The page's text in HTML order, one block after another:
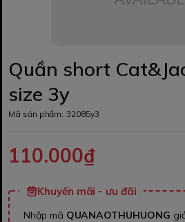
Quần short
size 3y
Mã sản phẩm: 32085y3
110.000₫
Khuyến mãi - ưu đãi
Nhập mã QUANAOTHUHUONG